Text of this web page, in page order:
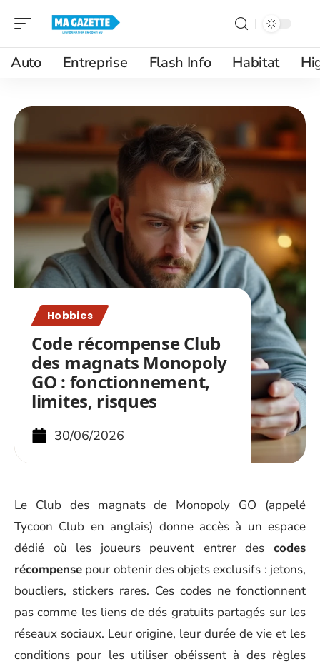
Auto Entreprise Flash Info Habitat
Hobbies
Code récompense Club
des magnats Monopoly
GO : fonctionnement,
limites, risques
30/06/2026
Le Club des magnats de Monopoly GO (appelé
Tycoon Club en anglais) donne accès à un espace
dédié où les joueurs peuvent entrer des codes
récompense pour obtenir des objets exclusifs : jetons,
boucliers, stickers rares. Ces codes ne fonctionnent
pas comme les liens de dés gratuits partagés sur les
réseaux sociaux. Leur origine, leur durée de vie et les
conditions pour les utiliser obéissent à des règles